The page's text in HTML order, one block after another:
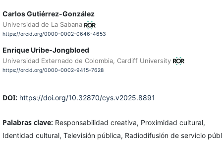
Carlos Gutiérrez-González
Universidad de La Sabana
https://orcid.org/0000-0002-0646-4653
Enrique Uribe-Jongbloed
Universidad Externado de Colombia, Cardiff University
https://orcid.org/0000-0002-9415-7628
DOI: https://doi.org/10.32870/cys.v2025.8891
Palabras clave: Responsabilidad creativa, Proximidad cultural,
Identidad cultural, Televisión pública, Radiodifusión de servicio